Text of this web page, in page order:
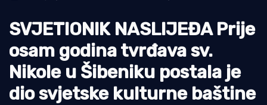
Tradicija i kultura
SVJETIONIK NASLIJEĐA Prije
osam godina tvrđava sv.
Nikole u Šibeniku postala je
dio svjetske kulturne baštine